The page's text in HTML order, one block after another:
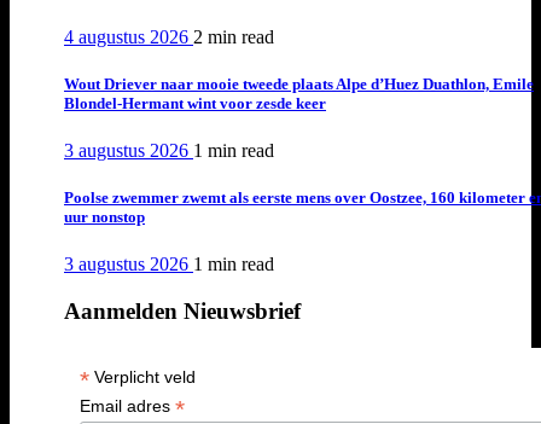
4 augustus 2026 2 min read
Wout Driever naar mooie tweede plaats Alpe d’Huez Duathlon, Emile
Blondel-Hermant wint voor zesde keer
3 augustus 2026 1 min read
Poolse zwemmer zwemt als eerste mens over Oostzee, 160 kilometer
uur nonstop
3 augustus 2026 1 min read
Aanmelden Nieuwsbrief
*Verplicht veld
Email adres *